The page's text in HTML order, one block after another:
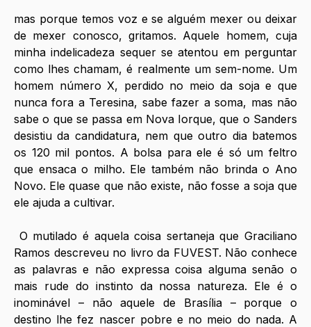
mas porque temos voz e se alguém mexer ou deixar
de mexer conosco, gritamos. Aquele homem, cuja
minha indelicadeza sequer se atentou em perguntar
como lhes chamam, é realmente um sem-nome. Um
homem número X, perdido no meio da soja e que
nunca fora a Teresina, sabe fazer a soma, mas não
sabe o que se passa em Nova Iorque, que o Sanders
desistiu da candidatura, nem que outro dia batemos
os 120 mil pontos. A bolsa para ele é só um feltro
que ensaca o milho. Ele também não brinda o Ano
Novo. Ele quase que não existe, não fosse a soja que
ele ajuda a cultivar.
O mutilado é aquela coisa sertaneja que Graciliano
Ramos descreveu no livro da FUVEST. Não conhece
as palavras e não expressa coisa alguma senão o
mais rude do instinto da nossa natureza. Ele é o
inominável – não aquele de Brasília – porque o
destino lhe fez nascer pobre e no meio do nada. A